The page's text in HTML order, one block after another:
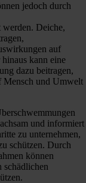
jedoch durch
Deiche,
auf
kann eine
dazu beitragen,
Mensch und Umwelt
und informiert
zu unternehmen,
schützen. Durch
können
schädlichen